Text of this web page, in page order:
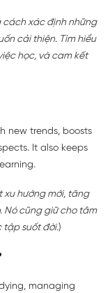
cách xác định những
cải thiện. Tìm hiểu
học, và cam kết
new trends, boosts
It also keeps
hướng mới, tăng
Nó cũng giữ cho tâm
tập suốt đời.)
managing